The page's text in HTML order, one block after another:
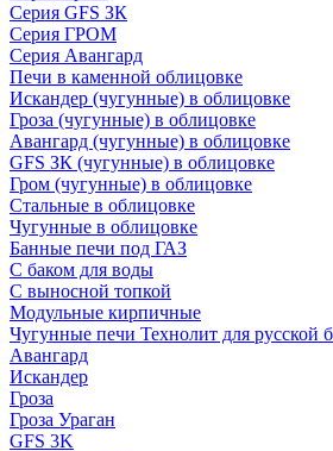
Серия GFS ЗК
Серия ГРОМ
Серия Авангард
Печи в каменной облицовке
Искандер (чугунные) в облицовке
Гроза (чугунные) в облицовке
Авангард (чугунные) в облицовке
GFS ЗК (чугунные) в облицовке
Гром (чугунные) в облицовке
Стальные в облицовке
Чугунные в облицовке
Банные печи под ГАЗ
С баком для воды
С выносной топкой
Модульные кирпичные
Чугунные печи Технолит для русской
Авангард
Искандер
Гроза
Гроза Ураган
GFS 3K